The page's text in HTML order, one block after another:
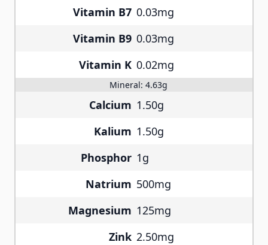
Vitamin B7 0.03mg
Vitamin B9 0.03mg
Vitamin K 0.02mg
Mineral: 4.63g
Calcium 1.50g
Kalium 1.50g
Phosphor 1g
Natrium 500mg
Magnesium 125mg
Zink 2.50mg